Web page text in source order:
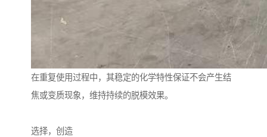
在重复使用过程中，其稳定的化学特性保证不会产生结
焦或变质现象，维持持续的脱模效果。
选择，创造